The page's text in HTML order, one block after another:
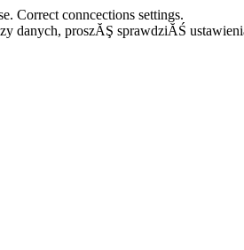
Correct conncections settings.
danych, proszĂŞ sprawdziĂŚ